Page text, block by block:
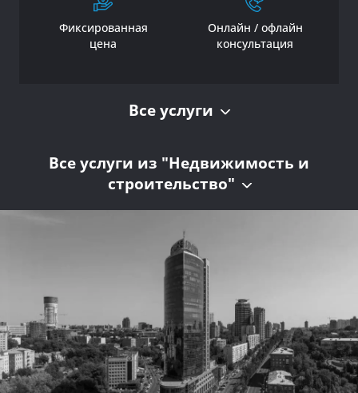
Фиксированная
цена
Онлайн / офлайн
консультация
Все услуги
Все услуги из "Недвижимость и
строительство"